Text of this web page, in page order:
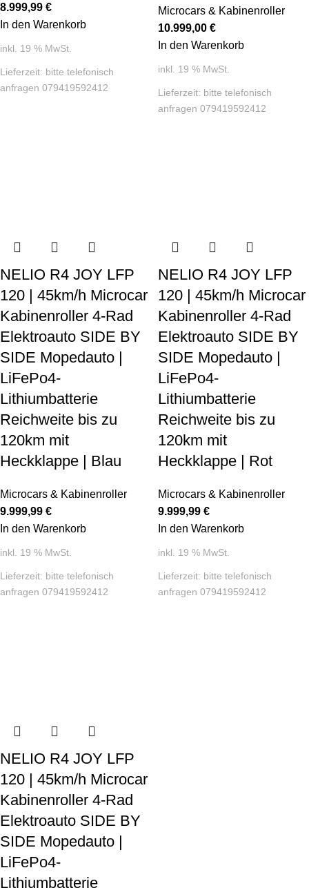
8.999,99 €
In den Warenkorb
inkl. 19 % MwSt.
Lieferzeit: bitte telefonisch
anfragen 079419592412
Microcars & Kabinenroller
10.999,00 €
In den Warenkorb
inkl. 19 % MwSt.
Lieferzeit: bitte telefonisch
anfragen 079419592412
NELIO R4 JOY LFP
120 | 45km/h Microcar
Kabinenroller 4-Rad
Elektroauto SIDE BY
SIDE Mopedauto |
LiFePo4-
Lithiumbatterie
Reichweite bis zu
120km mit
Heckklappe | Blau
Microcars & Kabinenroller
9.999,99 €
In den Warenkorb
inkl. 19 % MwSt.
Lieferzeit: bitte telefonisch
anfragen 079419592412
NELIO R4 JOY LFP
120 | 45km/h Microcar
Kabinenroller 4-Rad
Elektroauto SIDE BY
SIDE Mopedauto |
LiFePo4-
Lithiumbatterie
Reichweite bis zu
120km mit
Heckklappe | Rot
Microcars & Kabinenroller
9.999,99 €
In den Warenkorb
inkl. 19 % MwSt.
Lieferzeit: bitte telefonisch
anfragen 079419592412
NELIO R4 JOY LFP
120 | 45km/h Microcar
Kabinenroller 4-Rad
Elektroauto SIDE BY
SIDE Mopedauto |
LiFePo4-
Lithiumbatterie